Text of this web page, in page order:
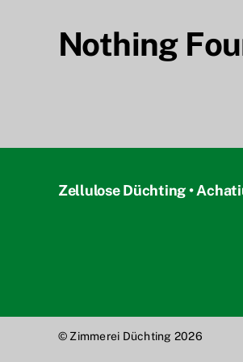
Nothing
Zellulose Düchting •
© Zimmerei Düchting 2026